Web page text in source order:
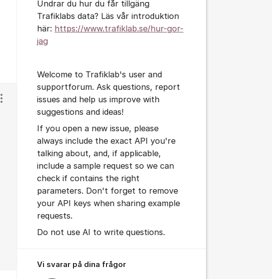
Visa/dölj inställningar för inlägg/kommentar
Undrar du hur du får tillgäng
Trafiklabs data? Läs vår introduktion
här: https://www.trafiklab.se/hur-gor-
jag
Welcome to Trafiklab's user and
supportforum. Ask questions, report
issues and help us improve with
suggestions and ideas!
If you open a new issue, please
always include the exact API you're
talking about, and, if applicable,
include a sample request so we can
check if contains the right
parameters. Don't forget to remove
your API keys when sharing example
requests.
Do not use AI to write questions.
Vi svarar på dina frågor